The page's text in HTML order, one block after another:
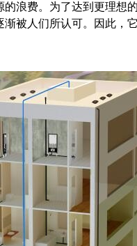
浪费。为了达到更理想
渐被人们所认可。因此，